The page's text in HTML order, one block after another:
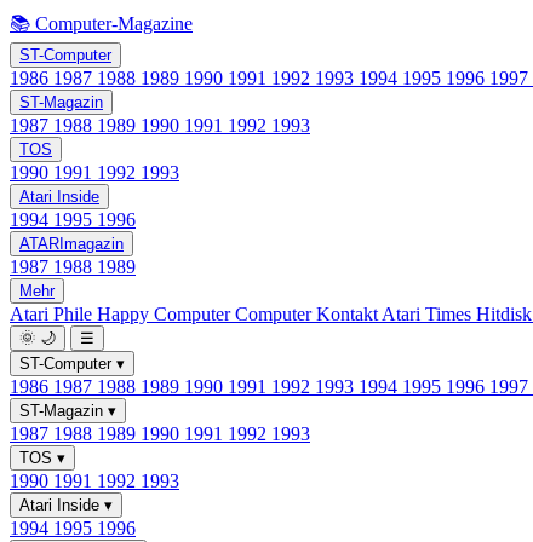
📚 Computer-Magazine
ST-Computer
1986 1987 1988 1989 1990 1991 1992 1993 1994 1995 1996 1997
ST-Magazin
1987 1988 1989 1990 1991 1992 1993
TOS
1990 1991 1992 1993
Atari Inside
1994 1995 1996
ATARImagazin
1987 1988 1989
Mehr
Atari Phile Happy ComputerComputer Kontakt Atari Times Hitdisk
🌞 🌙
☰
ST-Computer ▾
1986 1987 1988 1989 1990 1991 1992 1993 1994 1995 1996 1997
ST-Magazin ▾
1987 1988 1989 1990 1991 1992 1993
TOS ▾
1990 1991 1992 1993
Atari Inside ▾
1994 1995 1996